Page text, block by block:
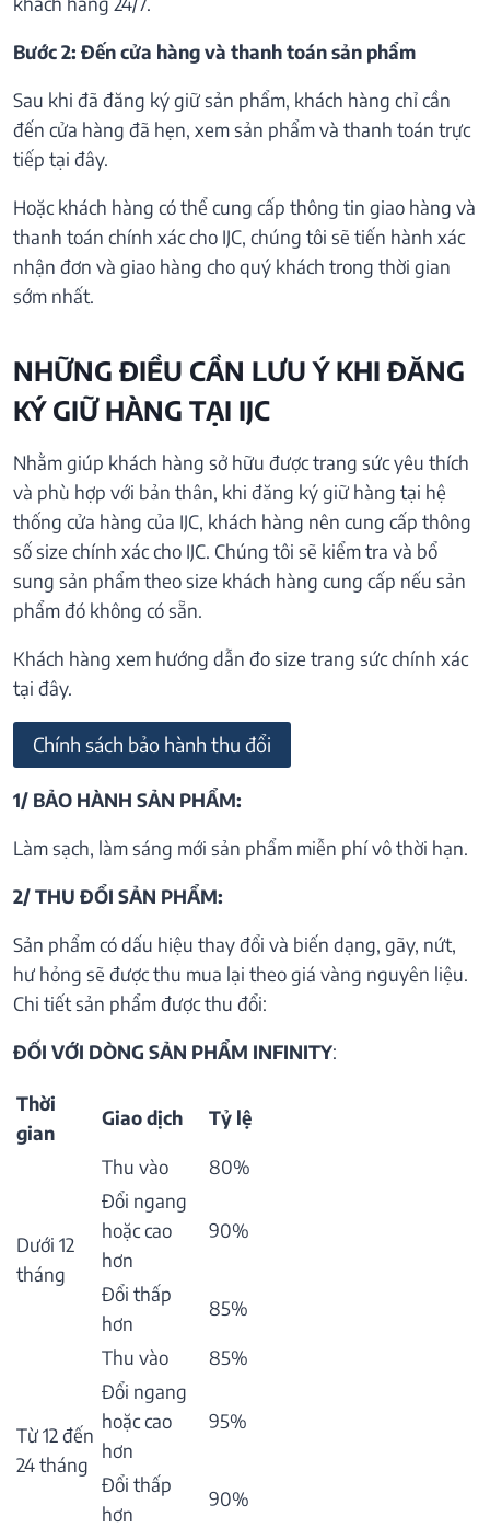
Bước 2: Đến cửa hàng và thanh toán sản phẩm
Sau khi đã đăng ký giữ sản phẩm, khách hàng chỉ cần
đến cửa hàng đã hẹn, xem sản phẩm và thanh toán trực
tiếp tại đây.
Hoặc khách hàng có thể cung cấp thông tin giao hàng và
thanh toán chính xác cho IJC, chúng tôi sẽ tiến hành xác
nhận đơn và giao hàng cho quý khách trong thời gian
sớm nhất.
NHỮNG ĐIỀU CẦN LƯU Ý KHI ĐĂNG
KÝ GIỮ HÀNG TẠI IJC
Nhằm giúp khách hàng sở hữu được trang sức yêu thích
và phù hợp với bản thân, khi đăng ký giữ hàng tại hệ
thống cửa hàng của IJC, khách hàng nên cung cấp thông
số size chính xác cho IJC. Chúng tôi sẽ kiểm tra và bổ
sung sản phẩm theo size khách hàng cung cấp nếu sản
phẩm đó không có sẵn.
Khách hàng xem hướng dẫn đo size trang sức chính xác
tại đây.
Chính sách bảo hành thu đổi
1/ BẢO HÀNH SẢN PHẨM:
Làm sạch, làm sáng mới sản phẩm miễn phí vô thời hạn.
2/ THU ĐỔI SẢN PHẨM:
Sản phẩm có dấu hiệu thay đổi và biến dạng, gãy, nứt,
hư hỏng sẽ được thu mua lại theo giá vàng nguyên liệu.
Chi tiết sản phẩm được thu đổi:
ĐỐI VỚI DÒNG SẢN PHẨM INFINITY:
Thời
gian
Giao dịch Tỷ lệ
Dưới 12
tháng
Thu vào
80%
Đổi ngang
hoặc cao
hơn
90%
Đổi thấp
hơn
85%
Từ 12 đến
24 tháng
Thu vào
85%
Đổi ngang
hoặc cao
hơn
95%
Đổi thấp
hơn
90%